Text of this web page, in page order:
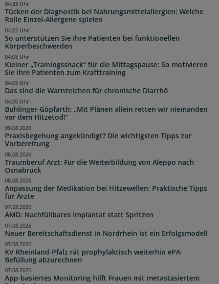
Tücken der Diagnostik bei Nahrungsmittelallergien: Welche
Rolle Einzel-Allergene spielen
04:33 Uhr
So unterstützen Sie Ihre Patienten bei funktionellen
Körperbeschwerden
04:22 Uhr
Kleiner „Trainingssnack“ für die Mittagspause: So motivieren
Sie Ihre Patienten zum Krafttraining
04:05 Uhr
Das sind die Warnzeichen für chronische Diarrhö
04:05 Uhr
Buhlinger-Göpfarth: „Mit Plänen allein retten wir niemanden
vor dem Hitzetod!“
04:00 Uhr
Praxisbegehung angekündigt? Die wichtigsten Tipps zur
Vorbereitung
09.08.2026
Traumberuf Arzt: Für die Weiterbildung von Aleppo nach
Osnabrück
08.08.2026
Anpassung der Medikation bei Hitzewellen: Praktische Tipps
für Ärzte
08.08.2026
AMD: Nachfüllbares Implantat statt Spritzen
07.08.2026
Neuer Bereitschaftsdienst in Nordrhein ist ein Erfolgsmodell
07.08.2026
KV Rheinland-Pfalz rät prophylaktisch weiterhin ePA-
Befüllung abzurechnen
07.08.2026
App-basiertes Monitoring hilft Frauen mit metastasiertem
07.08.2026